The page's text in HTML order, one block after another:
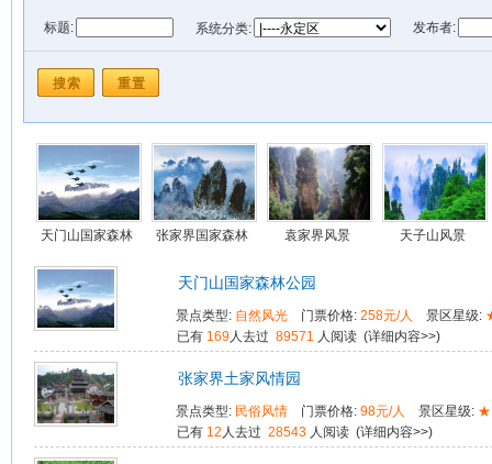
标题: 系统分类: 发布者:
发布时间: 从
天门山国家森林
公园
张家界国家森林
袁家界风景 天子山风景
天门山国家森林公园
景点类型: 自然风光 门票价格:258元/人 景区星级:
已有 169人去过89571 人阅读 (详细内容>>)
张家界土家风情园
景点类型: 民俗风情 门票价格:98元/人 景区星级:
已有 12 人去过28543 人阅读 (详细内容>>)